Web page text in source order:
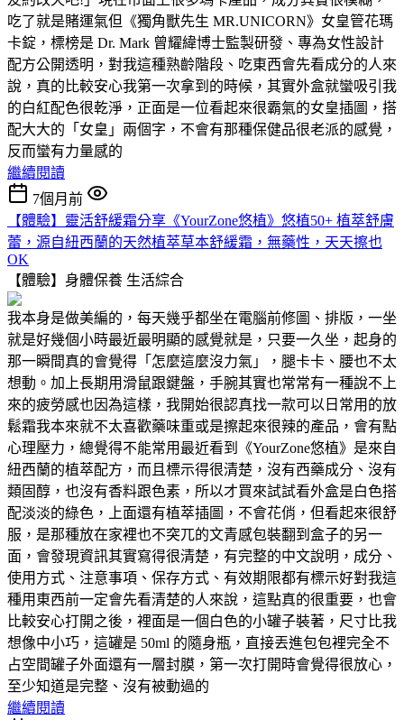
吃了就是賭運氣但《獨角獸先生 MR.UNICORN》女皇管花瑪
卡錠，標榜是 Dr. Mark 曾耀緯博士監製研發、專為女性設計
配方公開透明，對我這種熟齡階段、吃東西會先看成分的人來
說，真的比較安心我第一次拿到的時候，其實外盒就蠻吸引我
的白紅配色很乾淨，正面是一位看起來很霸氣的女皇插圖，搭
配大大的「女皇」兩個字，不會有那種保健品很老派的感覺，
反而蠻有力量感的
繼續閱讀
7個月前
【體驗】靈活舒緩霜分享《YourZone悠植》悠植50+ 植萃舒膚
蕾，源自紐西蘭的天然植萃草本舒緩霜，無藥性，天天擦也
OK
【體驗】身體保養 生活綜合
我本身是做美編的，每天幾乎都坐在電腦前修圖、排版，一坐
就是好幾個小時最近最明顯的感覺就是，只要一久坐，起身的
那一瞬間真的會覺得「怎麼這麼沒力氣」，腿卡卡、腰也不太
想動。加上長期用滑鼠跟鍵盤，手腕其實也常常有一種說不上
來的疲勞感也因為這樣，我開始很認真找一款可以日常用的放
鬆霜我本來就不太喜歡藥味重或是擦起來很辣的產品，會有點
心理壓力，總覺得不能常用最近看到《YourZone悠植》是來自
紐西蘭的植萃配方，而且標示得很清楚，沒有西藥成分、沒有
類固醇，也沒有香料跟色素，所以才買來試試看外盒是白色搭
配淡淡的綠色，上面還有植萃插圖，不會花俏，但看起來很舒
服，是那種放在家裡也不突兀的文青感包裝翻到盒子的另一
面，會發現資訊其實寫得很清楚，有完整的中文說明，成分、
使用方式、注意事項、保存方式、有效期限都有標示好對我這
種用東西前一定會先看清楚的人來說，這點真的很重要，也會
比較安心打開之後，裡面是一個白色的小罐子裝著，尺寸比我
想像中小巧，這罐是 50ml 的隨身瓶，直接丟進包包裡完全不
占空間罐子外面還有一層封膜，第一次打開時會覺得很放心，
至少知道是完整、沒有被動過的
繼續閱讀